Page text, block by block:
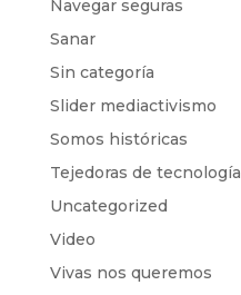
Navegar seguras
Sanar
Sin categoría
Slider mediactivismo
Somos históricas
Tejedoras de tecnología
Uncategorized
Video
Vivas nos queremos